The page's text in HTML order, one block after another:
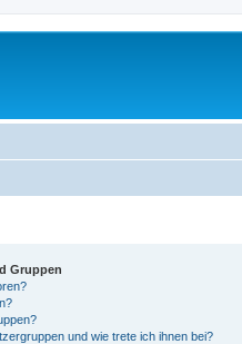
Gruppen
und wie trete ich ihnen bei?